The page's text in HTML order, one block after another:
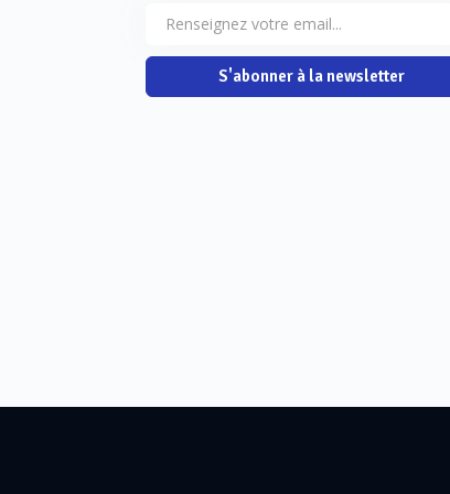
S'abonner à la newsletter